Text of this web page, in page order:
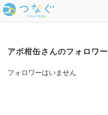
アボ柑缶さんのフォロワー
フォロワーはいません